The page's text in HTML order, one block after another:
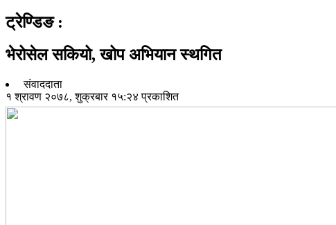
ट्रेण्डिङ :
भेरोसेल सकियो, खोप अभियान स्थगित
संवाददाता
१ श्रावण २०७८, शुक्रबार १५:२४ प्रकाशित